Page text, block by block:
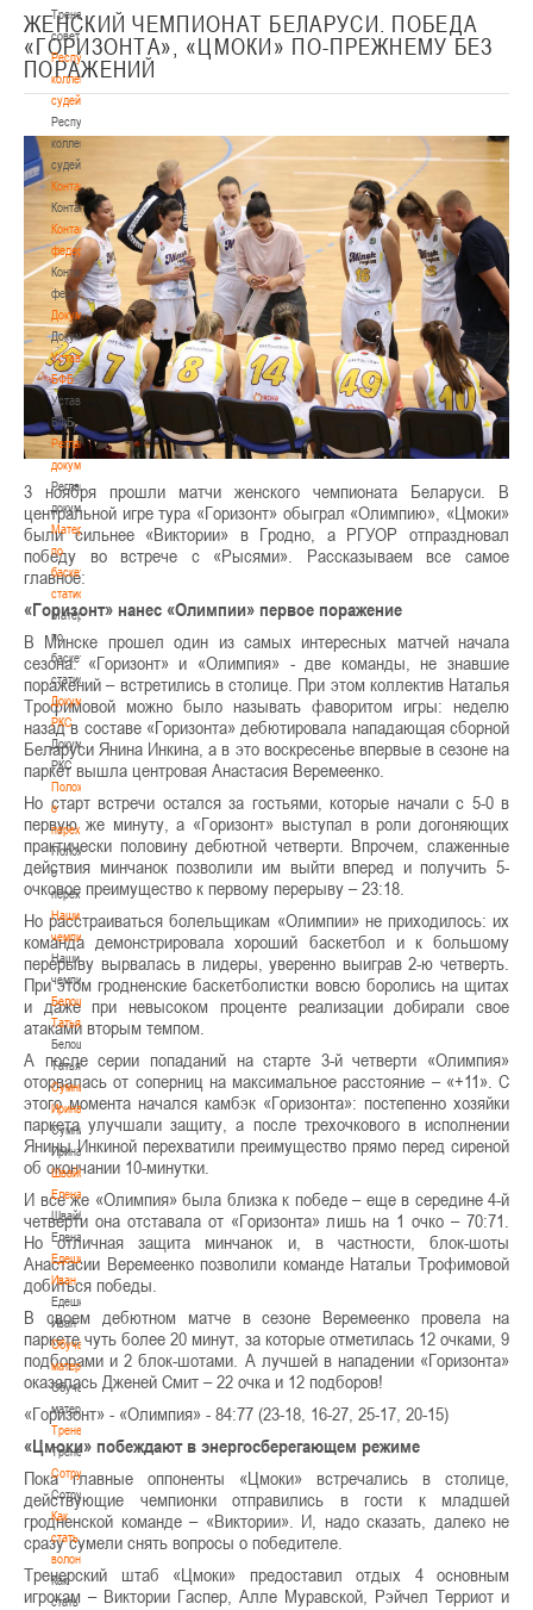
Тренерский
совет
Республиканская
коллегия
судей
Республиканская
коллегия
судей
Контакты
Контакты
Контакты
федерации
Контакты
федерации
Документы
Документы
Устав
БФБ
Устав
БФБ
Регламентирующие
документы
Регламентирующие
документы
Материалы
по
баскетбольной
статистике
Материалы
по
баскетбольной
статистике
Документы
РКС
Документы
РКС
Положение
о
переходах
Положение
о
переходах
Наши
чемпионы
Наши
чемпионы
Белошапко
Татьяна
Белошапко
Татьяна
Сумникова
Ирина
Сумникова
Ирина
Швайбович
Елена
Швайбович
Елена
Едешко
Иван
Едешко
Иван
Обучающие
материалы
Обучающие
материалы
Тренерам
Тренерам
Сотрудничество
Сотрудничество
Как
стать
волонтером
Как
стать
ЖЕНСКИЙ ЧЕМПИОНАТ БЕЛАРУСИ. ПОБЕДА
«ГОРИЗОНТА», «ЦМОКИ» ПО-ПРЕЖНЕМУ БЕЗ
ПОРАЖЕНИЙ
3 ноября прошли матчи женского чемпионата Беларуси. В
центральной игре тура «Горизонт» обыграл «Олимпию», «Цмоки»
были сильнее «Виктории» в Гродно, а РГУОР отпраздновал
победу во встрече с «Рысями». Рассказываем все самое
главное:
«Горизонт» нанес «Олимпии» первое поражение
В Минске прошел один из самых интересных матчей начала
сезона. «Горизонт» и «Олимпия» - две команды, не знавшие
поражений – встретились в столице. При этом коллектив Наталья
Трофимовой можно было называть фаворитом игры: неделю
назад в составе «Горизонта» дебютировала нападающая сборной
Беларуси Янина Инкина, а в это воскресенье впервые в сезоне на
паркет вышла центровая Анастасия Веремеенко.
Но старт встречи остался за гостьями, которые начали с 5-0 в
первую же минуту, а «Горизонт» выступал в роли догоняющих
практически половину дебютной четверти. Впрочем, слаженные
действия минчанок позволили им выйти вперед и получить 5-
очковое преимущество к первому перерыву – 23:18.
Но расстраиваться болельщикам «Олимпии» не приходилось: их
команда демонстрировала хороший баскетбол и к большому
перерыву вырвалась в лидеры, уверенно выиграв 2-ю четверть.
При этом гродненские баскетболистки вовсю боролись на щитах
и даже при невысоком проценте реализации добирали свое
атаками вторым темпом.
А после серии попаданий на старте 3-й четверти «Олимпия»
оторвалась от соперниц на максимальное расстояние – «+11». С
этого момента начался камбэк «Горизонта»: постепенно хозяйки
паркета улучшали защиту, а после трехочкового в исполнении
Янины Инкиной перехватили преимущество прямо перед сиреной
об окончании 10-минутки.
И все же «Олимпия» была близка к победе – еще в середине 4-й
четверти она отставала от «Горизонта» лишь на 1 очко – 70:71.
Но отличная защита минчанок и, в частности, блок-шоты
Анастасии Веремеенко позволили команде Натальи Трофимовой
добиться победы.
В своем дебютном матче в сезоне Веремеенко провела на
паркете чуть более 20 минут, за которые отметилась 12 очками, 9
подборами и 2 блок-шотами. А лучшей в нападении «Горизонта»
оказалась Дженей Смит – 22 очка и 12 подборов!
«Горизонт» - «Олимпия» - 84:77 (23-18, 16-27, 25-17, 20-15)
«Цмоки» побеждают в энергосберегающем режиме
Пока главные оппоненты «Цмоки» встречались в столице,
действующие чемпионки отправились в гости к младшей
гродненской команде – «Виктории». И, надо сказать, далеко не
сразу сумели снять вопросы о победителе.
Тренерский штаб «Цмоки» предоставил отдых 4 основным
игрокам – Виктории Гаспер, Алле Муравской, Рэйчел Терриот и